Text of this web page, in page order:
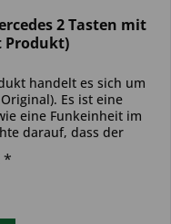
2 Tasten mit
Produkt)
handelt es sich um
Es ist eine
eine Funkeinheit im
darauf, dass der
*